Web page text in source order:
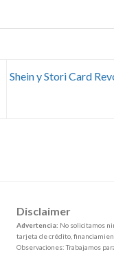
Shein y Stori Card
Disclaimer
Advertencia: No solicitamos
tarjeta de crédito,
Observaciones: Trabajamos